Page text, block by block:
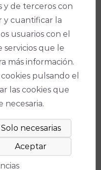
y de terceros con
y cuantificar la
usuarios con el
que le
más información.
pulsando el
las cookies que
necesaria.